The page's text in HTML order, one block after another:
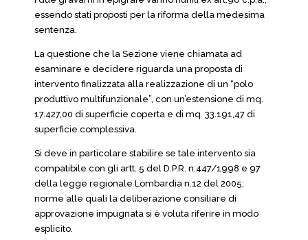
essendo stati proposti per la riforma della medesima
sentenza.
La questione che la Sezione viene chiamata ad
esaminare e decidere riguarda una proposta di
intervento finalizzata alla realizzazione di un “polo
produttivo multifunzionale”, con un’estensione di mq.
17.427,00 di superficie coperta e di mq. 33.191,47 di
superficie complessiva.
Si deve in particolare stabilire se tale intervento sia
compatibile con gli artt. 5 del D.P.R. n.447/1998 e 97
della legge regionale Lombardia n.12 del 2005;
norme alle quali la deliberazione consiliare di
approvazione impugnata si è voluta riferire in modo
esplicito.